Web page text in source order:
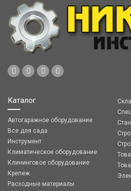
Каталог
Автогаражное оборудование
Все для сада
Инструмент
Климатическое оборудование
Клининговое оборудование
Крепеж
Расходные материалы